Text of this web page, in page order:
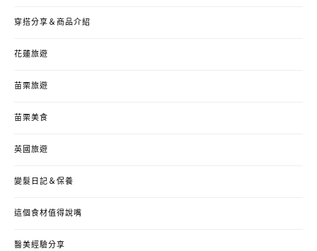
穿搭分享＆商品介紹
花蓮旅遊
苗栗旅遊
苗栗美食
英國旅遊
變髮日記＆保養
這個食材值得說嘴
醫美經驗分享